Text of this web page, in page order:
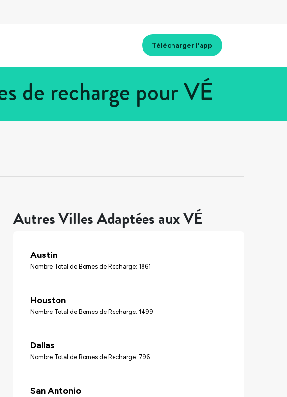
Télécharger l'app
de recharge pour VÉ
Autres Villes Adaptées aux VÉ
Austin
Nombre Total de Bornes de Recharge: 1861
Houston
Nombre Total de Bornes de Recharge: 1499
Dallas
Nombre Total de Bornes de Recharge: 796
San Antonio